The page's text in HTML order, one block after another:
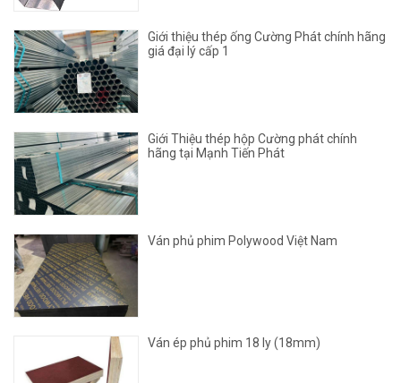
Giới thiệu thép ống Cường Phát chính hãng
giá đại lý cấp 1
Giới Thiệu thép hộp Cường phát chính
hãng tại Mạnh Tiến Phát
Ván phủ phim Polywood Việt Nam
Ván ép phủ phim 18 ly (18mm)